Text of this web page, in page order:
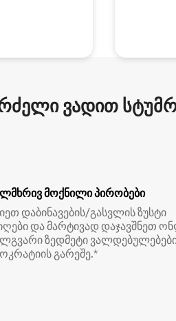
ვადით
მოქნილი პირობები
დაბინავების/გასვლის ზუსტი
და მარტივად დაჯავშნეთ
ზედმეტი
გარეშე.*